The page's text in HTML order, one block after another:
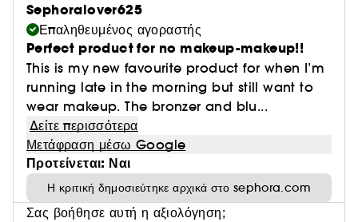
Sephoralover625
Επαληθευμένος αγοραστής
Perfect product for no makeup-makeup!!
This is my new favourite product for when I’m
running late in the morning but still want to
wear makeup. The bronzer and blu...
Δείτε περισσότερα
Μετάφραση μέσω Google
Προτείνεται: Ναι
Η κριτική δημοσιεύτηκε αρχικά στο sephora.com
Σας βοήθησε αυτή η αξιολόγηση;